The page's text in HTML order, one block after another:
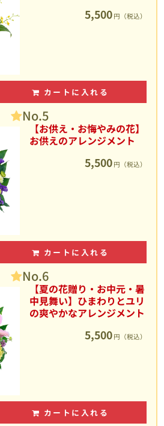
5,500 円（税込）
カートに入れる
No.5
【お供え・お悔やみの花】
お供えのアレンジメント
5,500 円（税込）
カートに入れる
No.6
【夏の花贈り・お中元・暑
中見舞い】ひまわりとユリ
の爽やかなアレンジメント
5,500 円（税込）
カートに入れる